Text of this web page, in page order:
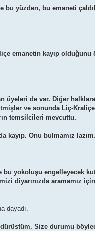
yüzden, bu emaneti
emanetin kayıp
üyeleri de var. Diğer
ve sonunda Liç-
temsilcileri mevcuttu.
kayıp. Onu bulmamız lazım.
yokoluşu engelleyecek
diyarınızda aramamız
dayadı.
Size durumu